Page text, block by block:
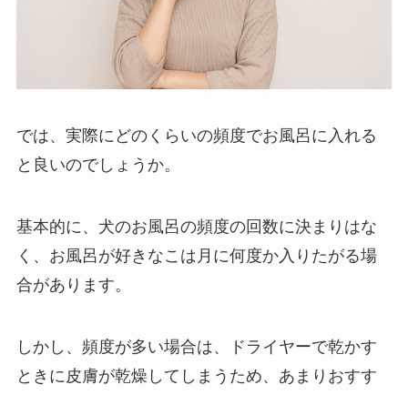
では、実際にどのくらいの頻度でお風呂に入れる
と良いのでしょうか。
基本的に、犬のお風呂の頻度の回数に決まりはな
く、お風呂が好きなこは月に何度か入りたがる場
合があります。
しかし、頻度が多い場合は、ドライヤーで乾かす
ときに皮膚が乾燥してしまうため、あまりおすす